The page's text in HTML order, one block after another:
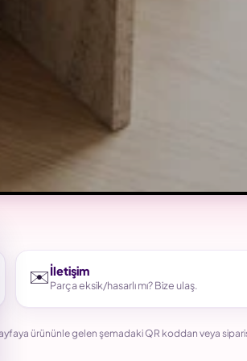
✉️İletişim
Parça eksik/hasarlı mı? Bize ulaş.
ürününle gelen şemadaki QR koddan veya